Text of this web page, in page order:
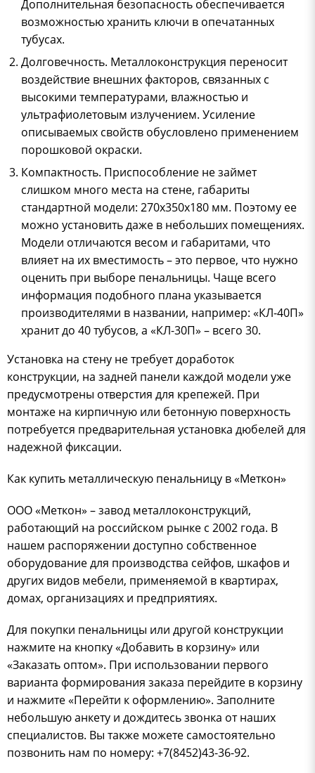
Дополнительная безопасность обеспечивается
возможностью хранить ключи в опечатанных
тубусах.
Долговечность. Металлоконструкция переносит
воздействие внешних факторов, связанных с
высокими температурами, влажностью и
ультрафиолетовым излучением. Усиление
описываемых свойств обусловлено применением
порошковой окраски.
Компактность. Приспособление не займет
слишком много места на стене, габариты
стандартной модели: 270х350х180 мм. Поэтому ее
можно установить даже в небольших помещениях.
Модели отличаются весом и габаритами, что
влияет на их вместимость – это первое, что нужно
оценить при выборе пенальницы. Чаще всего
информация подобного плана указывается
производителями в названии, например: «КЛ-40П»
хранит до 40 тубусов, а «КЛ-30П» – всего 30.
Установка на стену не требует доработок
конструкции, на задней панели каждой модели уже
предусмотрены отверстия для крепежей. При
монтаже на кирпичную или бетонную поверхность
потребуется предварительная установка дюбелей для
надежной фиксации.
Как купить металлическую пенальницу в «Меткон»
ООО «Меткон» – завод металлоконструкций,
работающий на российском рынке с 2002 года. В
нашем распоряжении доступно собственное
оборудование для производства сейфов, шкафов и
других видов мебели, применяемой в квартирах,
домах, организациях и предприятиях.
Для покупки пенальницы или другой конструкции
нажмите на кнопку «Добавить в корзину» или
«Заказать оптом». При использовании первого
варианта формирования заказа перейдите в корзину
и нажмите «Перейти к оформлению». Заполните
небольшую анкету и дождитесь звонка от наших
специалистов. Вы также можете самостоятельно
позвонить нам по номеру: +7(8452)43-36-92.